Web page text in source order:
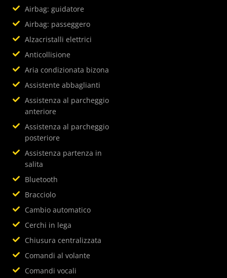
Airbag: guidatore
Airbag: passeggero
Alzacristalli elettrici
Anticollisione
Aria condizionata bizona
Assistente abbaglianti
Assistenza al parcheggio
anteriore
Assistenza al parcheggio
posteriore
Assistenza partenza in
salita
Bluetooth
Bracciolo
Cambio automatico
Cerchi in lega
Chiusura centralizzata
Comandi al volante
Comandi vocali